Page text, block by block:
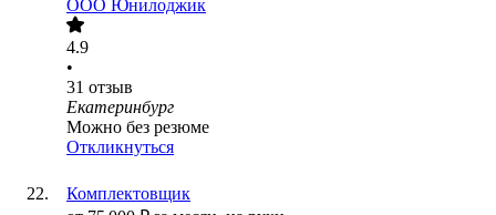
ООО Юнилоджик
4.9
•
31 отзыв
Екатеринбург
Можно без резюме
Откликнуться
Комплектовщик